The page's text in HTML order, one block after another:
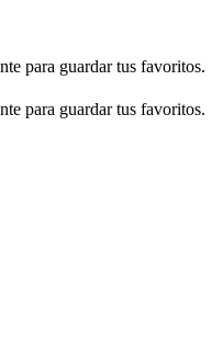
para guardar tus favoritos.
para guardar tus favoritos.